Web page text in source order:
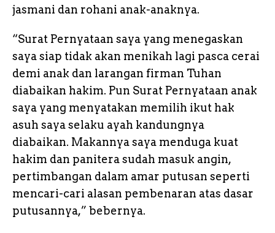
jasmani dan rohani anak-anaknya.
“Surat Pernyataan saya yang menegaskan
saya siap tidak akan menikah lagi pasca cerai
demi anak dan larangan firman Tuhan
diabaikan hakim. Pun Surat Pernyataan anak
saya yang menyatakan memilih ikut hak
asuh saya selaku ayah kandungnya
diabaikan. Makannya saya menduga kuat
hakim dan panitera sudah masuk angin,
pertimbangan dalam amar putusan seperti
mencari-cari alasan pembenaran atas dasar
putusannya,” bebernya.